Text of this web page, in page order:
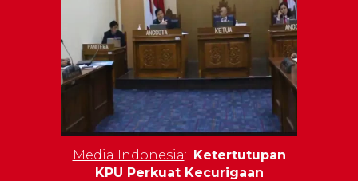
Media Indonesia: Ketertutupan
KPU Perkuat Kecurigaan